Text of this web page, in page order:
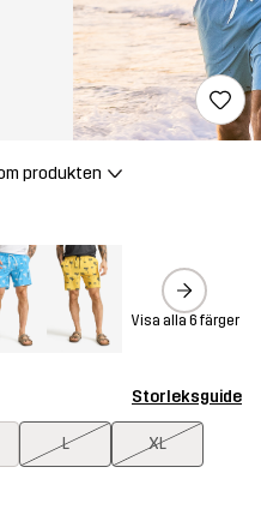
produkten
Visa alla 6 färger
Storleksguide
L XL